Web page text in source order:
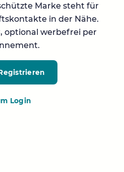
Marke steht für
in der Nähe.
optional werbefrei per
Login